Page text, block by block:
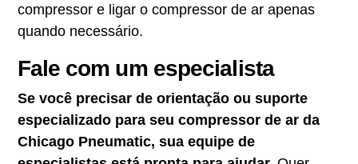
compressor e ligar o compressor de ar apenas
quando necessário.
Fale com um especialista
Se você precisar de orientação ou suporte
especializado para seu compressor de ar da
Chicago Pneumatic, sua equipe de